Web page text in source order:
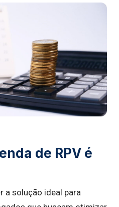
de RPV é
a solução ideal para